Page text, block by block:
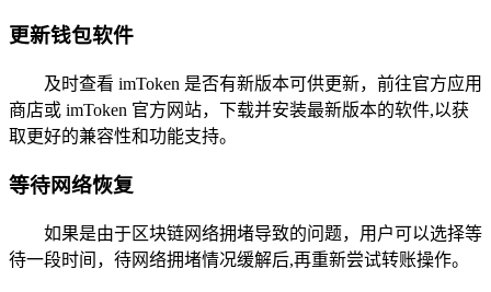
更新钱包软件
及时查看 imToken 是否有新版本可供更新，前往官方应用
商店或 imToken 官方网站，下载并安装最新版本的软件,以获
取更好的兼容性和功能支持。
等待网络恢复
如果是由于区块链网络拥堵导致的问题，用户可以选择等
待一段时间，待网络拥堵情况缓解后,再重新尝试转账操作。